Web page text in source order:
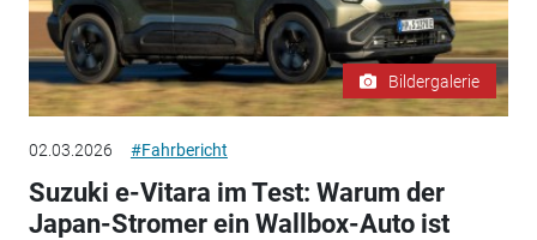
Bildergalerie
02.03.2026 #Fahrbericht
Suzuki e-Vitara im Test: Warum der
Japan-Stromer ein Wallbox-Auto ist